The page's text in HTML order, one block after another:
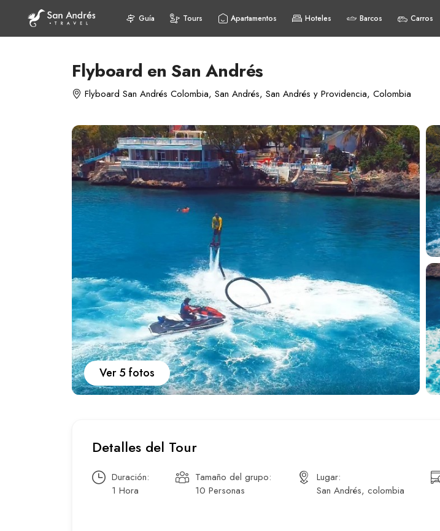
Guía Tours Apartamentos Hoteles Barcos Carros
Flyboard en San Andrés
Flyboard San Andrés Colombia, San Andrés, San Andrés y Providencia, Colombia
Ver 5 fotos
Detalles del Tour
Duración:
1 Hora
Tamaño del grupo:
10 Personas
Lugar:
San Andrés, colombia